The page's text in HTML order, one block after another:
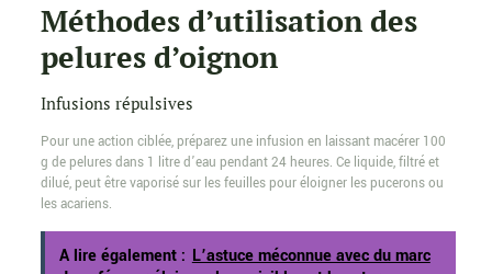
Méthodes d’utilisation des
pelures d’oignon
Infusions répulsives
Pour une action ciblée, préparez une infusion en laissant macérer 100
g de pelures dans 1 litre d’eau pendant 24 heures. Ce liquide, filtré et
dilué, peut être vaporisé sur les feuilles pour éloigner les pucerons ou
les acariens.
A lire également : L’astuce méconnue avec du marc